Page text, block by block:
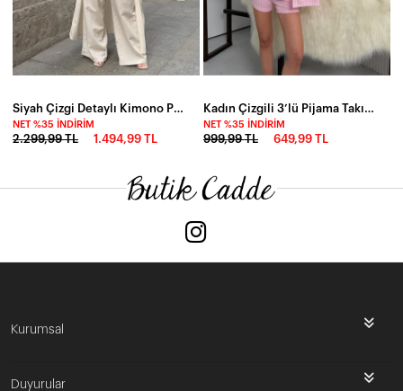
Siyah Çizgi Detaylı Kimono Pantalon Takım
NET %35 İNDIRIM
2.299,99 TL 1.494,99 TL
Kadın Çizgili 3’lü Pijama Takımı – Gömlek Büstiyer Şort Takım
NET %35 İNDIRIM
999,99 TL 649,99 TL
Kurumsal
Duyurular